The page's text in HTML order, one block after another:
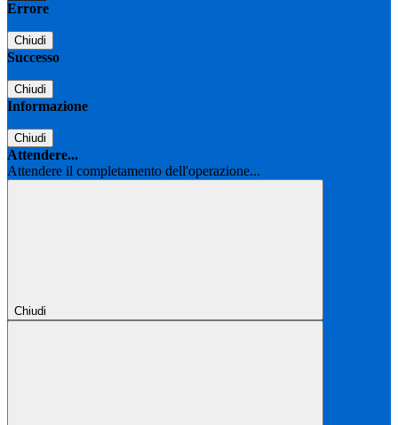
Errore
Chiudi
Successo
Chiudi
Informazione
Chiudi
Attendere...
Attendere il completamento dell'operazione...
Chiudi